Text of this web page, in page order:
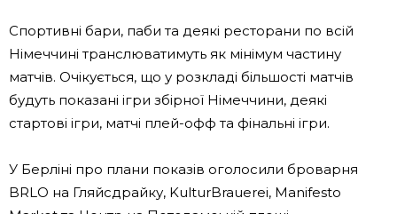
Спортивні бари, паби та деякі ресторани по всій
Німеччині транслюватимуть як мінімум частину
матчів. Очікується, що у розкладі більшості матчів
будуть показані ігри збірної Німеччини, деякі
стартові ігри, матчі плей-офф та фінальні ігри.
У Берліні про плани показів оголосили броварня
BRLO на Гляйсдрайку, KulturBrauerei, Manifesto